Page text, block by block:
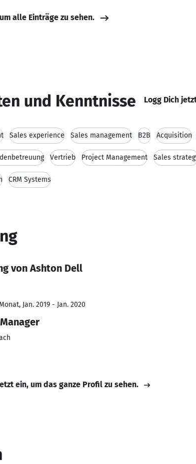
alle Einträge zu sehen.
und Kenntnisse Logg Dich
Sales experience Sales management B2B Acquisition
Vertrieb Project Management Sales
CRM Systems
von Ashton Dell
Jan. 2019 - Jan. 2020
ein, um das ganze Profil zu sehen.